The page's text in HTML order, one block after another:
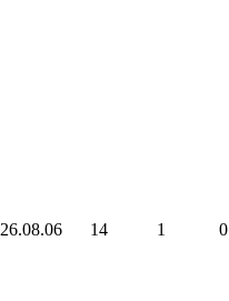
26.08.06 14 1 0